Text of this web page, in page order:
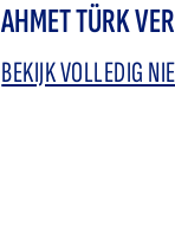
AHMET TÜRK
BEKIJK VOLLEDIG